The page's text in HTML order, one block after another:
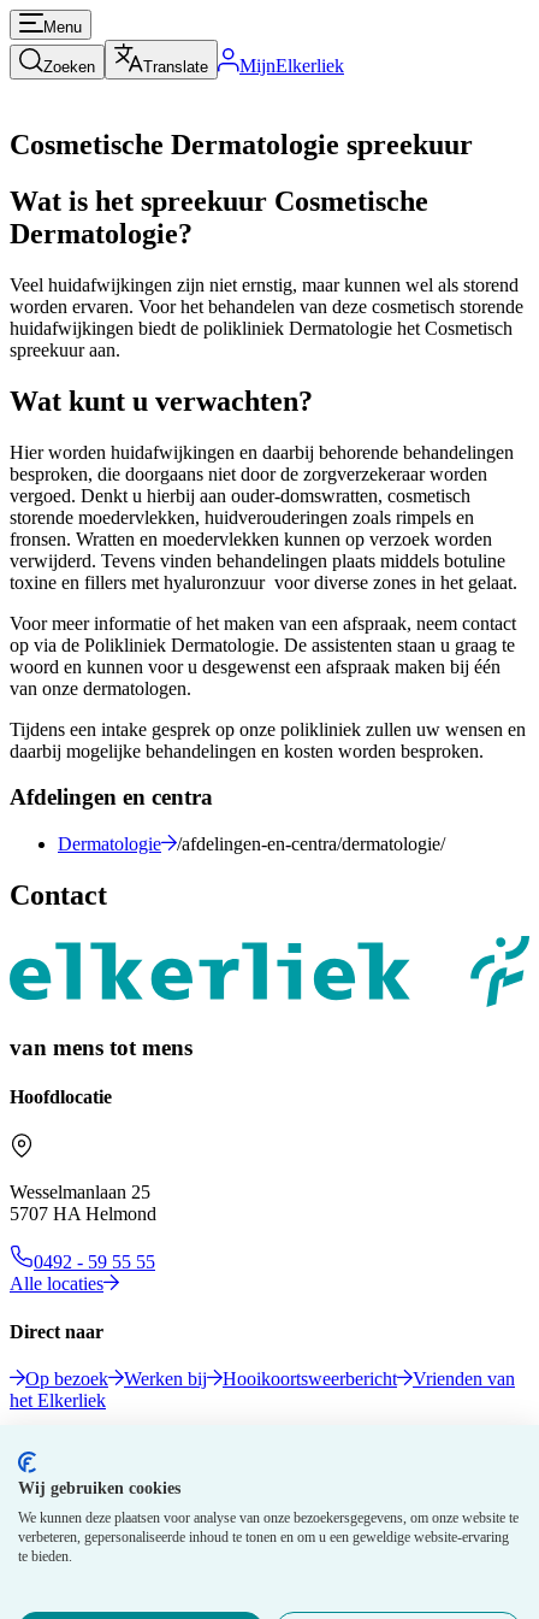
Wij gebruiken cookies
We kunnen deze plaatsen voor analyse van onze bezoekersgegevens, om onze website te
verbeteren, gepersonaliseerde inhoud te tonen en om u een geweldige website-ervaring
te bieden.
Menu
Zoeken Translate MijnElkerliek
Cosmetische Dermatologie spreekuur
Wat is het spreekuur Cosmetische
Dermatologie?
Veel huidafwijkingen zijn niet ernstig, maar kunnen wel als storend
worden ervaren. Voor het behandelen van deze cosmetisch storende
huidafwijkingen biedt de polikliniek Dermatologie het Cosmetisch
spreekuur aan.
Wat kunt u verwachten?
Hier worden huidafwijkingen en daarbij behorende behandelingen
besproken, die doorgaans niet door de zorgverzekeraar worden
vergoed. Denkt u hierbij aan ouder-domswratten, cosmetisch
storende moedervlekken, huidverouderingen zoals rimpels en
fronsen. Wratten en moedervlekken kunnen op verzoek worden
verwijderd. Tevens vinden behandelingen plaats middels botuline
toxine en fillers met hyaluronzuur voor diverse zones in het gelaat.
Voor meer informatie of het maken van een afspraak, neem contact
op via de Polikliniek Dermatologie. De assistenten staan u graag te
woord en kunnen voor u desgewenst een afspraak maken bij één
van onze dermatologen.
Tijdens een intake gesprek op onze polikliniek zullen uw wensen en
daarbij mogelijke behandelingen en kosten worden besproken.
Afdelingen en centra
Dermatologie /afdelingen-en-centra/dermatologie/
Contact
van mens tot mens
Hoofdlocatie
Wesselmanlaan 25
5707 HA Helmond
0492 - 59 55 55
Alle locaties
Direct naar
Op bezoek Werken bij Hooikoortsweerbericht
Vrienden van
het Elkerliek
Volg ons